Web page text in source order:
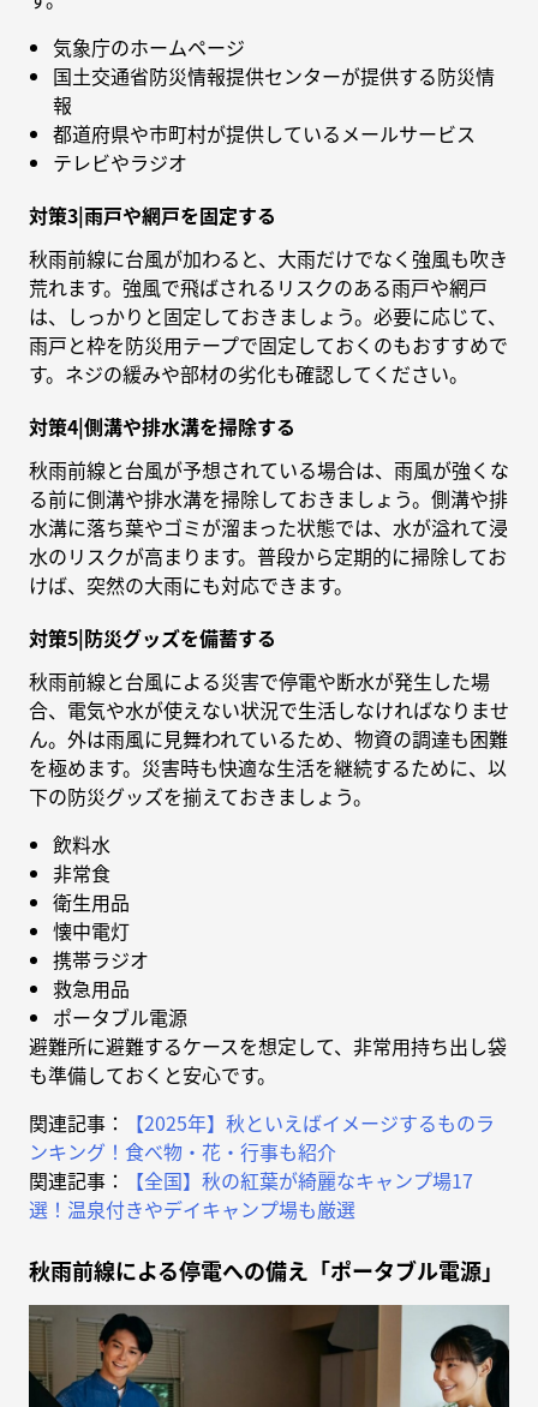
気象庁のホームページ
国土交通省防災情報提供センターが提供する防災情
報
都道府県や市町村が提供しているメールサービス
テレビやラジオ
対策3|雨戸や網戸を固定する
秋雨前線に台風が加わると、大雨だけでなく強風も吹き
荒れます。強風で飛ばされるリスクのある雨戸や網戸
は、しっかりと固定しておきましょう。必要に応じて、
雨戸と枠を防災用テープで固定しておくのもおすすめで
す。ネジの緩みや部材の劣化も確認してください。
対策4|側溝や排水溝を掃除する
秋雨前線と台風が予想されている場合は、雨風が強くな
る前に側溝や排水溝を掃除しておきましょう。側溝や排
水溝に落ち葉やゴミが溜まった状態では、水が溢れて浸
水のリスクが高まります。普段から定期的に掃除してお
けば、突然の大雨にも対応できます。
対策5|防災グッズを備蓄する
秋雨前線と台風による災害で停電や断水が発生した場
合、電気や水が使えない状況で生活しなければなりませ
ん。外は雨風に見舞われているため、物資の調達も困難
を極めます。災害時も快適な生活を継続するために、以
下の防災グッズを揃えておきましょう。
飲料水
非常食
衛生用品
懐中電灯
携帯ラジオ
救急用品
ポータブル電源
避難所に避難するケースを想定して、非常用持ち出し袋
も準備しておくと安心です。
関連記事：
【2025年】秋といえばイメージするものラ
ンキング！食べ物・花・行事も紹介
関連記事：
【全国】秋の紅葉が綺麗なキャンプ場17
選！温泉付きやデイキャンプ場も厳選
秋雨前線による停電への備え「ポータブル電源」